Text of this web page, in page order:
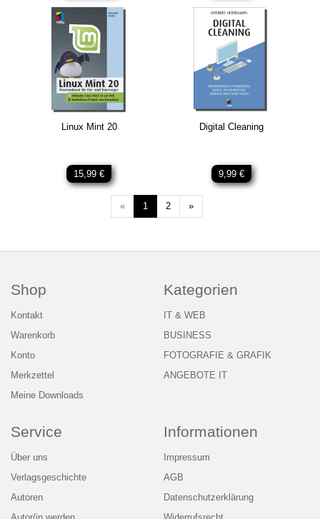
Linux Mint 20
15,99 €
Digital Cleaning
9,99 €
« 1 2 »Weiter
Shop
Kontakt
Warenkorb
Konto
Merkzettel
Meine Downloads
Kategorien
IT & WEB
BUSINESS
FOTOGRAFIE & GRAFIK
ANGEBOTE IT
Service
Über uns
Verlagsgeschichte
Autoren
Informationen
Impressum
AGB
Datenschutzerklärung